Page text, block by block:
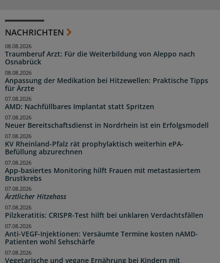
NACHRICHTEN
Traumberuf Arzt: Für die Weiterbildung von Aleppo nach
Osnabrück
08.08.2026
Anpassung der Medikation bei Hitzewellen: Praktische Tipps
für Ärzte
08.08.2026
AMD: Nachfüllbares Implantat statt Spritzen
07.08.2026
Neuer Bereitschaftsdienst in Nordrhein ist ein Erfolgsmodell
07.08.2026
KV Rheinland-Pfalz rät prophylaktisch weiterhin ePA-
Befüllung abzurechnen
07.08.2026
App-basiertes Monitoring hilft Frauen mit metastasiertem
Brustkrebs
07.08.2026
Ärztlicher Hitzehass
07.08.2026
Pilzkeratitis: CRISPR-Test hilft bei unklaren Verdachtsfällen
07.08.2026
Anti-VEGF-Injektionen: Versäumte Termine kosten nAMD-
Patienten wohl Sehschärfe
07.08.2026
Vegetarische und vegane Ernährung bei Kindern mit
07.08.2026